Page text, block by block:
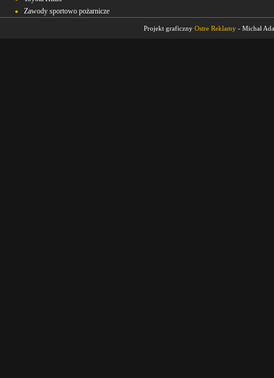
Zawody sportowo pożarnicze
Projekt graficzny Ostre Reklamy- Michał